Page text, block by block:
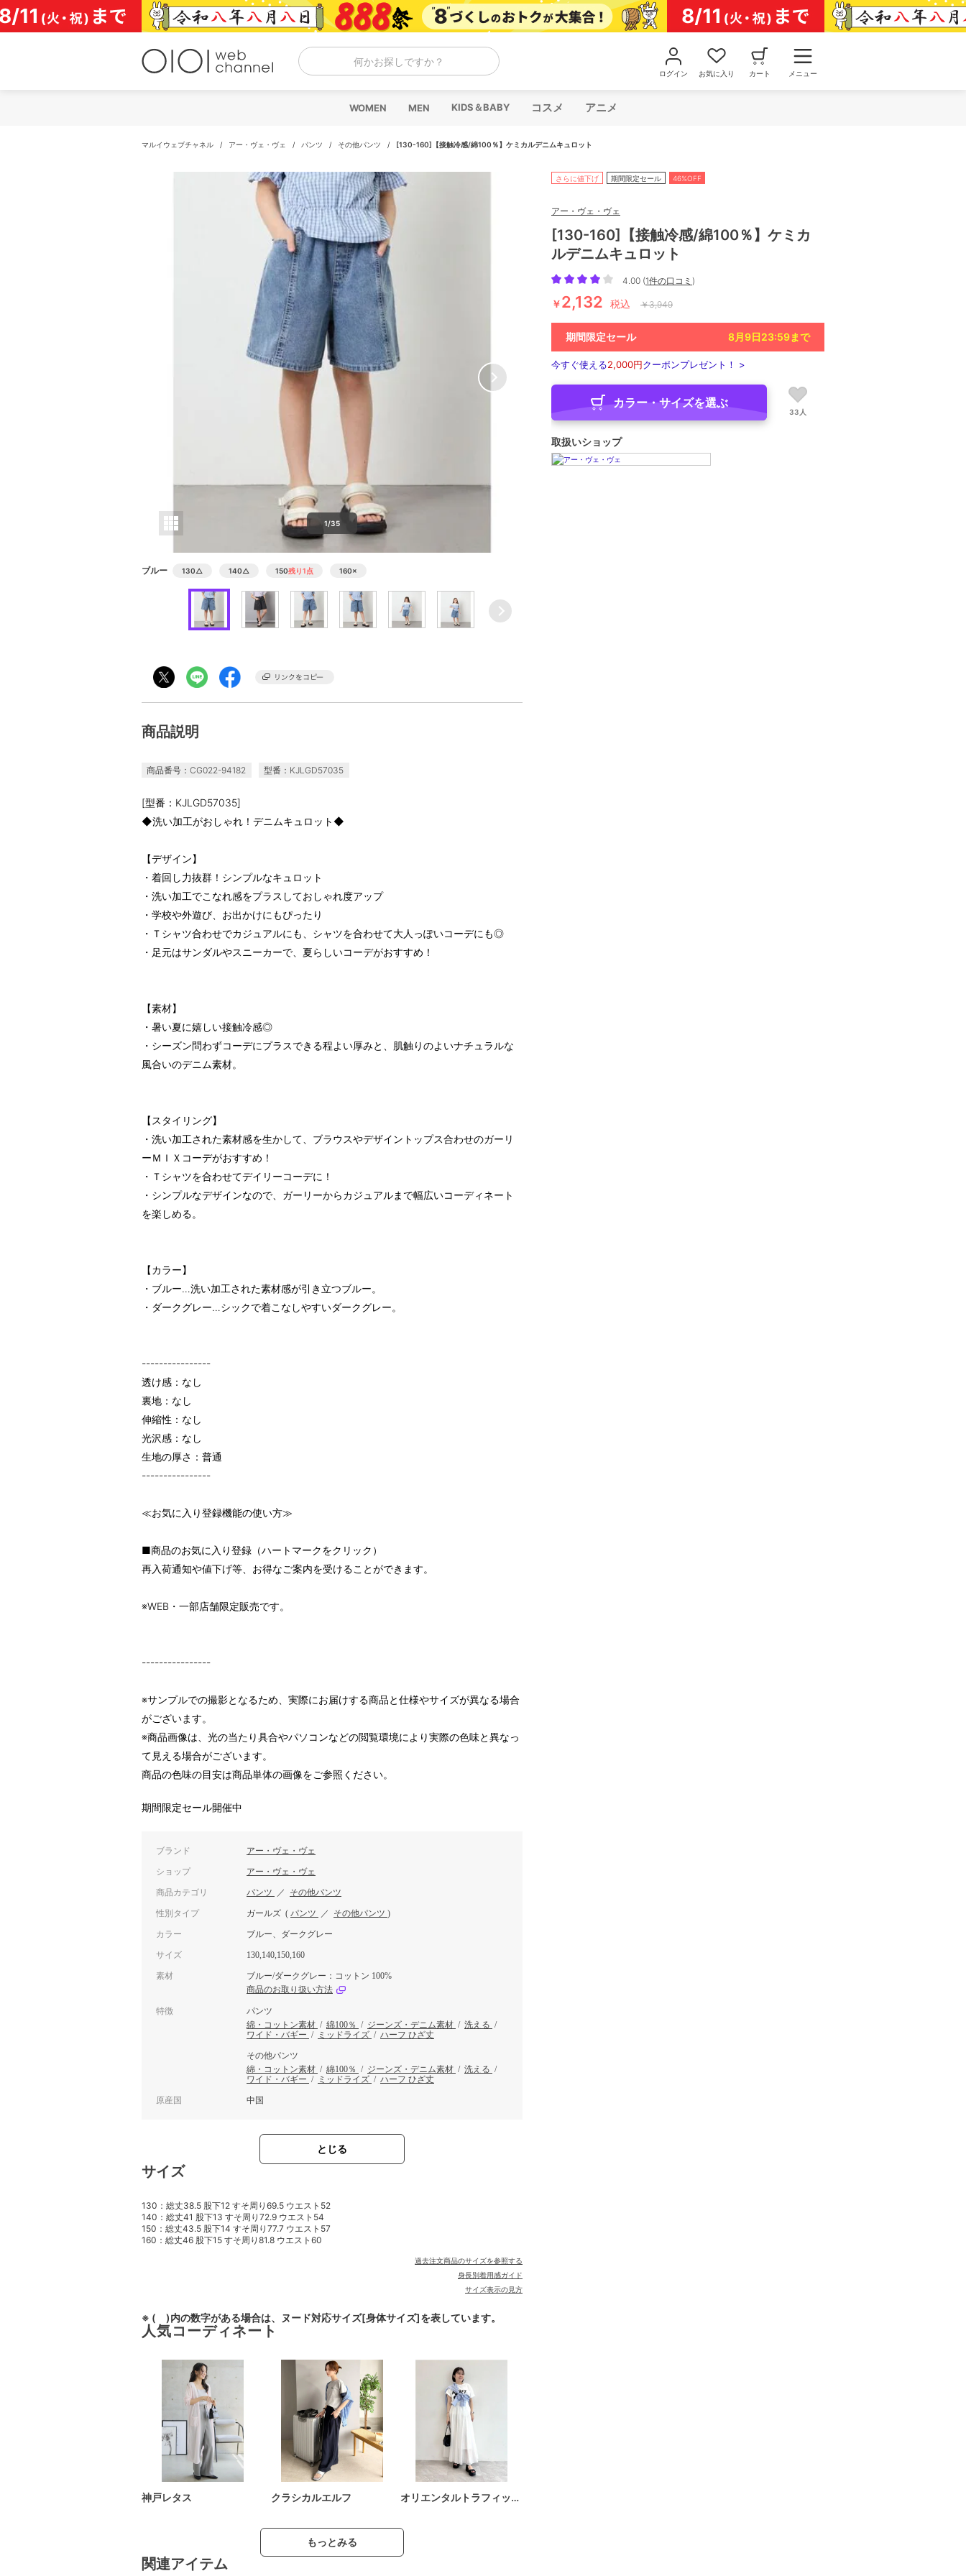
コ
ン
テ
何かお探しですか？
ログイン お気に入り カート メニュー
WOMEN MEN KIDS＆BABY コスメ アニメ
マルイウェブチャネル / アー・ヴェ・ヴェ / パンツ / その他パンツ / [130-160]【接触冷感/綿100％】ケミカルデニムキュロット
1/35
ブルー 130△ 140△ 150残り1点 160×
商品説明
商品番号：CG022-94182 型番：KJLGD57035
[型番：KJLGD57035]
◆洗い加工がおしゃれ！デニムキュロット◆
【デザイン】
・着回し力抜群！シンプルなキュロット
・洗い加工でこなれ感をプラスしておしゃれ度アップ
・学校や外遊び、お出かけにもぴったり
・Ｔシャツ合わせでカジュアルにも、シャツを合わせて大人っぽいコーデにも◎
・足元はサンダルやスニーカーで、夏らしいコーデがおすすめ！
【素材】
・暑い夏に嬉しい接触冷感◎
・シーズン問わずコーデにプラスできる程よい厚みと、肌触りのよいナチュラルな
風合いのデニム素材。
【スタイリング】
・洗い加工された素材感を生かして、ブラウスやデザイントップス合わせのガーリ
ーＭＩＸコーデがおすすめ！
・Ｔシャツを合わせてデイリーコーデに！
・シンプルなデザインなので、ガーリーからカジュアルまで幅広いコーディネート
を楽しめる。
【カラー】
・ブルー…洗い加工された素材感が引き立つブルー。
・ダークグレー…シックで着こなしやすいダークグレー。
----------------
透け感：なし
裏地：なし
伸縮性：なし
光沢感：なし
生地の厚さ：普通
----------------
≪お気に入り登録機能の使い方≫
■商品のお気に入り登録（ハートマークをクリック）
再入荷通知や値下げ等、お得なご案内を受けることができます。
※WEB・一部店舗限定販売です。
----------------
※サンプルでの撮影となるため、実際にお届けする商品と仕様やサイズが異なる場合
がございます。
※商品画像は、光の当たり具合やパソコンなどの閲覧環境により実際の色味と異なっ
て見える場合がございます。
商品の色味の目安は商品単体の画像をご参照ください。
期間限定セール開催中
ブランド アー・ヴェ・ヴェ
ショップ アー・ヴェ・ヴェ
商品カテゴリ パンツ ／ その他パンツ
性別タイプ ガールズ ( パンツ ／ その他パンツ )
カラー ブルー、ダークグレー
サイズ 130,140,150,160
素材
ブルー/ダークグレー：コットン 100%
商品のお取り扱い方法
特徴
パンツ
綿・コットン素材 / 綿100％ / ジーンズ・デニム素材 / 洗える /
ワイド・バギー / ミッドライズ / ハーフ ひざ丈
その他パンツ
綿・コットン素材 / 綿100％ / ジーンズ・デニム素材 / 洗える /
ワイド・バギー / ミッドライズ / ハーフ ひざ丈
原産国 中国
とじる
サイズ
130：総丈38.5 股下12 すそ周り69.5 ウエスト52
140：総丈41 股下13 すそ周り72.9 ウエスト54
150：総丈43.5 股下14 すそ周り77.7 ウエスト57
160：総丈46 股下15 すそ周り81.8 ウエスト60
過去注文商品のサイズを参照する
身長別着用感ガイド
サイズ表示の見方
※ ( )内の数字がある場合は、ヌード対応サイズ[身体サイズ]を表しています。
人気コーディネート
神戸レタス クラシカルエルフ オリエンタルトラフィッ…
もっとみる
関連アイテム
さらに値下げ 期間限定セール 46%OFF
アー・ヴェ・ヴェ
[130-160]【接触冷感/綿100％】ケミカ
ルデニムキュロット
4.00 (1件の口コミ )
￥2,132 税込 ￥3,949
期間限定セール 8月9日23:59まで
今すぐ使える2,000円クーポンプレゼント！ >
カラー・サイズを選ぶ
33人
取扱いショップ